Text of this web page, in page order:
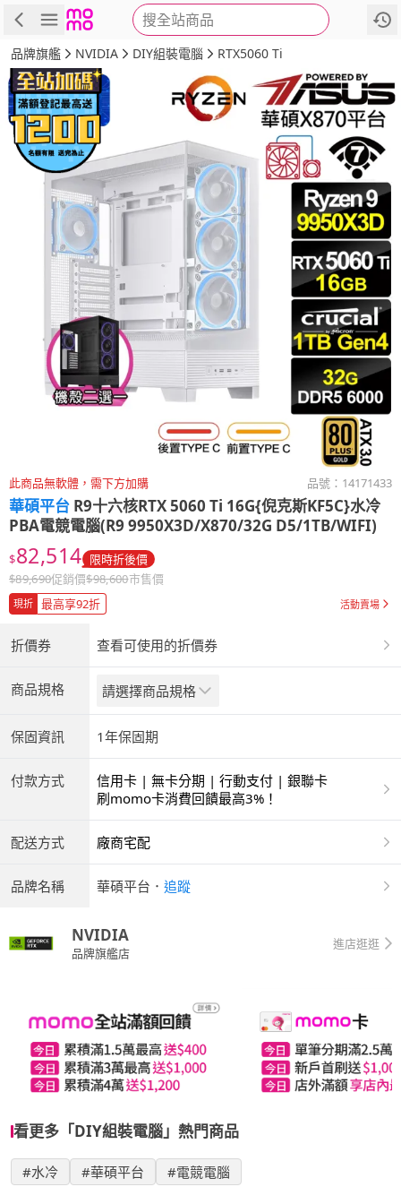
搜全站商品
商品 評價 詳情
品牌旗艦 NVIDIA DIY組裝電腦 RTX5060 Ti
此商品無軟體，需下方加購 品號： 14171433
華碩平台 R9十六核RTX 5060 Ti 16G{倪克斯KF5C}水冷
PBA電競電腦(R9 9950X3D/X870/32G D5/1TB/WIFI)
$82,514 限時折後價
$89,690促銷價$98,600市售價
現折 最高享92折 活動賣場
折價券 查看可使用的折價券
商品規格 請選擇商品規格
保固資訊 1年保固期
付款方式
信用卡 | 無卡分期 | 行動支付 | 銀聯卡
刷momo卡消費回饋最高3%！
配送方式 廠商宅配
品牌名稱 華碩平台 ． 追蹤
NVIDIA
品牌旗艦店
進店逛逛
看更多「DIY組裝電腦」熱門商品
#水冷 #華碩平台 #電競電腦